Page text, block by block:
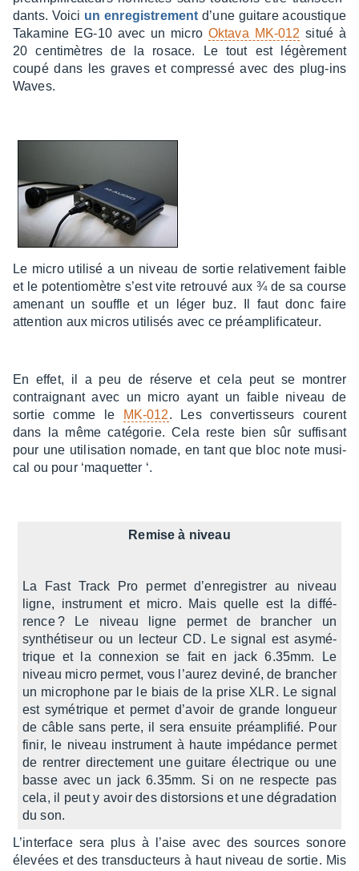
dants. Voici un enre­gis­tre­ment d’une guitare acous­tique
Taka­mine EG-10 avec un micro Oktava MK-012 situé à
20 centi­mètres de la rosace. Le tout est légè­re­ment
coupé dans les graves et compressé avec des plug-ins
Waves.
Le micro utilisé a un niveau de sortie rela­ti­ve­ment faible
et le poten­tio­mètre s’est vite retrouvé aux ¾ de sa course
amenant un souffle et un léger buz. Il faut donc faire
atten­tion aux micros utili­sés avec ce préam­pli­fi­ca­teur.
En effet, il a peu de réserve et cela peut se montrer
contrai­gnant avec un micro ayant un faible niveau de
sortie comme le
MK-012. Les conver­tis­seurs courent
dans la même caté­go­rie. Cela reste bien sûr suffi­sant
pour une utili­sa­tion nomade, en tant que bloc note musi­
cal ou pour ‘maquet­ter ‘.
Remise à niveau
La Fast Track Pro permet d’en­re­gis­trer au niveau
ligne, instru­ment et micro. Mais quelle est la diffé­
rence ? Le niveau ligne permet de bran­cher un
synthé­ti­seur ou un lecteur CD. Le signal est asymé­
trique et la connexion se fait en jack 6.35mm. Le
niveau micro permet, vous l’au­rez deviné, de bran­cher
un micro­phone par le biais de la prise XLR. Le signal
est symé­trique et permet d’avoir de grande longueur
de câble sans perte, il sera ensuite préam­pli­fié. Pour
finir, le niveau instru­ment à haute impé­dance permet
de rentrer direc­te­ment une guitare élec­trique ou une
basse avec un jack 6.35mm. Si on ne respecte pas
cela, il peut y avoir des distor­sions et une dégra­da­tion
du son.
L’in­ter­face sera plus à l’aise avec des sources sonore
élevées et des trans­duc­teurs à haut niveau de sortie. Mis